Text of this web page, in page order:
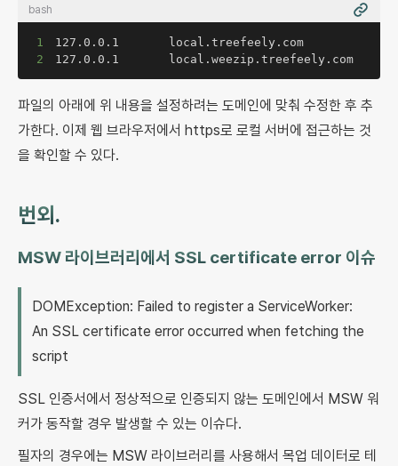
bash
1
2
127.0.0.1       local.weezip.treefeely.com
파일의 아래에 위 내용을 설정하려는 도메인에 맞춰 수정한 후 추
가한다. 이제 웹 브라우저에서 https로 로컬 서버에 접근하는 것
을 확인할 수 있다.
번외.
MSW 라이브러리에서 SSL certificate error 이슈
DOMException: Failed to register a ServiceWorker:
An SSL certificate error occurred when fetching the
script
SSL 인증서에서 정상적으로 인증되지 않는 도메인에서 MSW 워
커가 동작할 경우 발생할 수 있는 이슈다.
필자의 경우에는 MSW 라이브러리를 사용해서 목업 데이터로 테